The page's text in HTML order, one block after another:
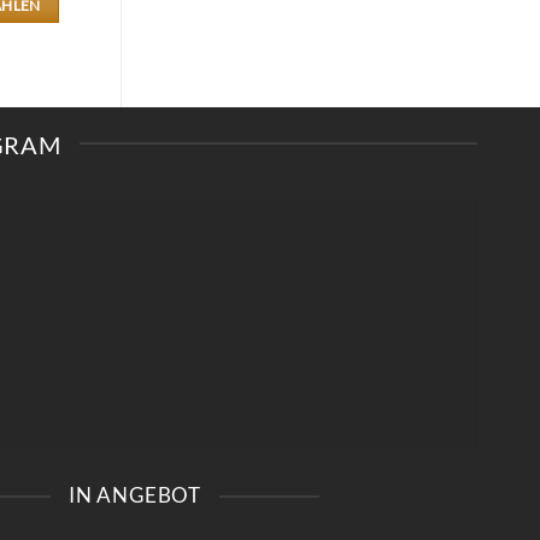
€24,90 €.
IN ANGEBOT